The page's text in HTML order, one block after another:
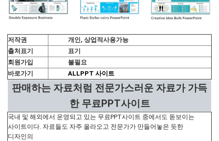
저작권
개인, 상업적사용가능
출처표기
표기
회원가입
불필요
바로가기
ALLPPT 사이트
판매하는 자료처럼 전문가스러운 자료가 가득
한 무료PPT사이트
국내 및 해외에서 운영되고 있는 무료PPT사이트 중에서도 돋보이는
사이트이다. 자료들도 자주 올라오고 전문가가 만들어놓은 듯한
디자인의